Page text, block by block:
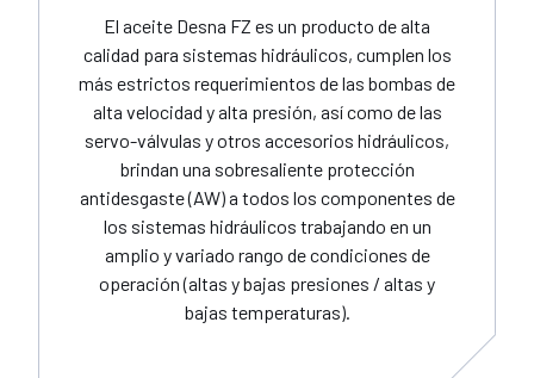
El aceite Desna FZ es un producto de alta
calidad para sistemas hidráulicos, cumplen los
más estrictos requerimientos de las bombas de
alta velocidad y alta presión, así como de las
servo-válvulas y otros accesorios hidráulicos,
brindan una sobresaliente protección
antidesgaste (AW) a todos los componentes de
los sistemas hidráulicos trabajando en un
amplio y variado rango de condiciones de
operación (altas y bajas presiones / altas y
bajas temperaturas).